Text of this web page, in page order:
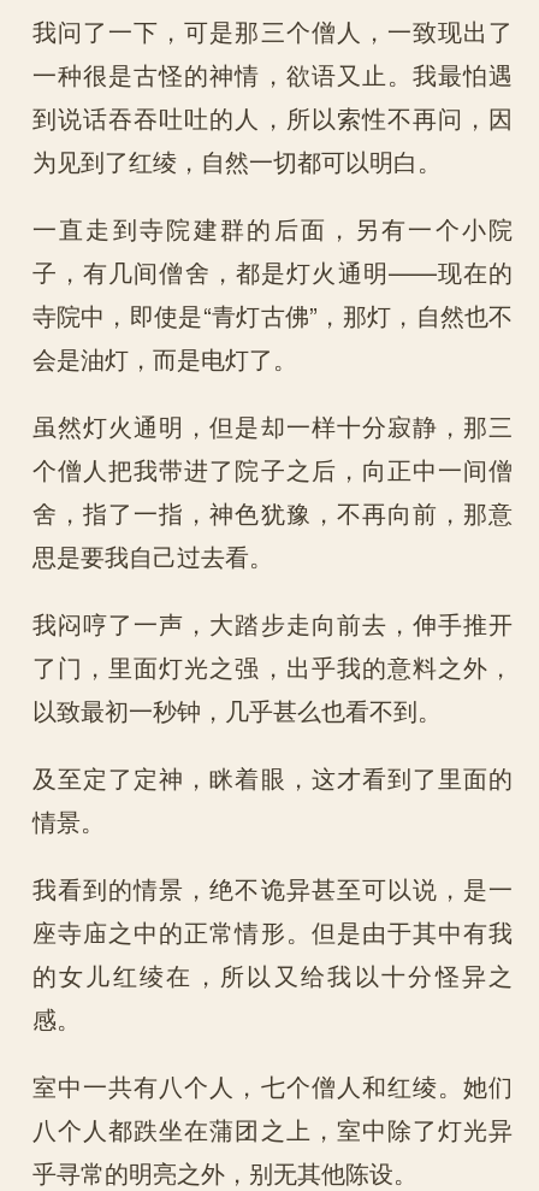
我问了一下，可是那三个僧人，一致现出了
一种很是古怪的神情，欲语又止。我最怕遇
到说话吞吞吐吐的人，所以索性不再问，因
为见到了红绫，自然一切都可以明白。
一直走到寺院建群的后面，另有一个小院
子，有几间僧舍，都是灯火通明——现在的
寺院中，即使是“青灯古佛”，那灯，自然也不
会是油灯，而是电灯了。
虽然灯火通明，但是却一样十分寂静，那三
个僧人把我带进了院子之后，向正中一间僧
舍，指了一指，神色犹豫，不再向前，那意
思是要我自己过去看。
我闷哼了一声，大踏步走向前去，伸手推开
了门，里面灯光之强，出乎我的意料之外，
以致最初一秒钟，几乎甚么也看不到。
及至定了定神，眯着眼，这才看到了里面的
情景。
我看到的情景，绝不诡异甚至可以说，是一
座寺庙之中的正常情形。但是由于其中有我
的女儿红绫在，所以又给我以十分怪异之
感。
室中一共有八个人，七个僧人和红绫。她们
八个人都跌坐在蒲团之上，室中除了灯光异
乎寻常的明亮之外，别无其他陈设。